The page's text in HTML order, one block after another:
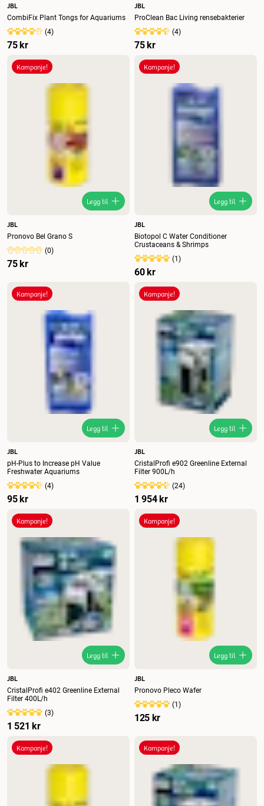
JBL
CombiFix Plant Tongs for Aquariums
(4)
75 kr
JBL
ProClean Bac Living rensebakterier
(4)
75 kr
Kampanje!
Legg til
JBL
Pronovo Bel Grano S
(0)
75 kr
Kampanje!
Legg til
JBL
Biotopol C Water Conditioner
Crustaceans & Shrimps
(1)
60 kr
Kampanje!
Legg til
JBL
pH-Plus to Increase pH Value
Freshwater Aquariums
(4)
95 kr
Kampanje!
Legg til
JBL
CristalProfi e902 Greenline External
Filter 900L/h
(24)
1 954 kr
Kampanje!
Legg til
JBL
CristalProfi e402 Greenline External
Filter 400L/h
(3)
1 521 kr
Kampanje!
Legg til
JBL
Pronovo Pleco Wafer
(1)
125 kr
Kampanje! Kampanje!